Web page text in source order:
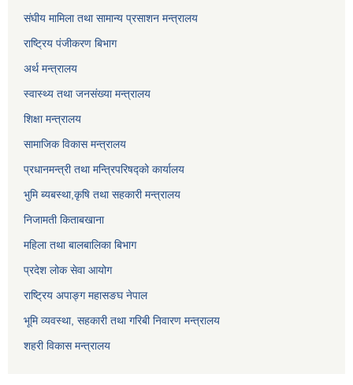
संघीय मामिला तथा सामान्य प्रसाशन मन्त्रालय
राष्ट्रिय पंजीकरण बिभाग
अर्थ मन्त्रालय
स्वास्थ्य तथा जनसंख्या मन्त्रालय
शिक्षा मन्त्रालय
सामाजिक विकास मन्त्रालय
प्रधानमन्त्री तथा मन्त्रिपरिषद्को कार्यालय
भुमि ब्यबस्था,कृषि तथा सहकारी मन्त्रालय
निजामती किताबखाना
महिला तथा बालबालिका बिभाग
प्रदेश लोक सेवा आयोग
राष्ट्रिय अपाङ्ग महासङघ नेपाल
भूमि व्यवस्था, सहकारी तथा गरिबी निवारण मन्त्रालय
शहरी विकास मन्त्रालय